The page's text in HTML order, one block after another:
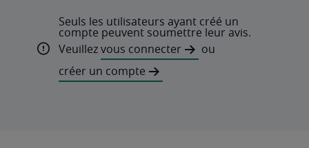
Seuls les utilisateurs ayant créé un
compte peuvent soumettre leur avis.
Veuillezvous connecter
ou
créer un compte